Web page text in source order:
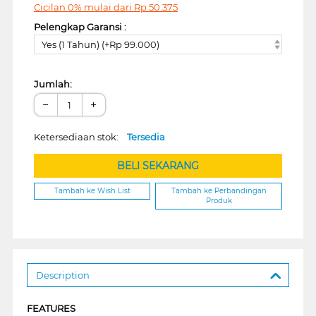
Cicilan 0% mulai dari Rp50.375
Pelengkap Garansi :
Yes (1 Tahun) (+Rp 99.000)
Jumlah:
− +
Ketersediaan stok: Tersedia
BELI SEKARANG
Tambah ke Wish List
Tambah ke Perbandingan
Produk
Description
FEATURES